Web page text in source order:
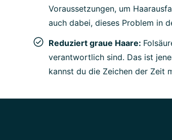
Voraussetzungen, um
auch dabei, dieses Problem in
Reduziert graue Haare:
verantwortlich sind. Das ist
kannst du die Zeichen der Zeit